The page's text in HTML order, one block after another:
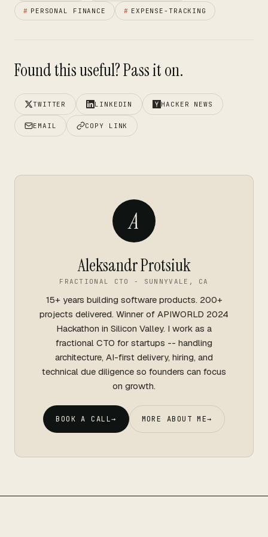
# PERSONAL FINANCE # EXPENSE-TRACKING
Found this useful? Pass it on.
TWITTER LINKEDIN HACKER NEWS
EMAIL COPY LINK
A
Aleksandr Protsiuk
FRACTIONAL CTO - SUNNYVALE, CA
15+ years building software products. 200+
projects delivered. Winner of APIWORLD 2024
Hackathon in Silicon Valley. I work as a
fractional CTO for startups -- handling
architecture, AI-first delivery, hiring, and
technical due diligence so founders can focus
on growth.
BOOK A CALL→ MORE ABOUT ME→